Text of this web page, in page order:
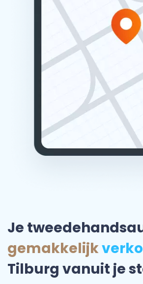
Je
gemakkelijk
Tilburg vanuit je